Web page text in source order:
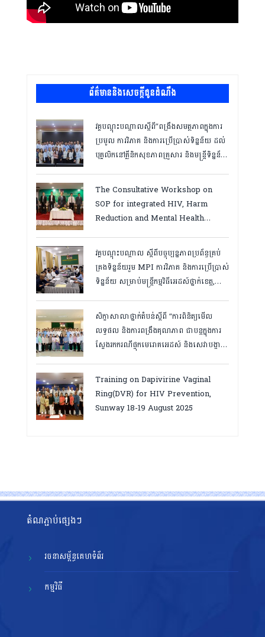
ព័ត៌មាននិងសេចក្តីជូនដំណឹង
វគ្គបណ្ដុះបណ្ដាលស្តីពី”ពង្រឹងសមត្ថភាពក្នុងការ
ប្រមូល ការវិភាគ និងការប្រើប្រាស់ទិន្នន័យ ដល់
បុគ្គលិកនៅគ្លីនិកសុខភាពគ្រួសារ និងមន្ត្រីទិន្នន័យ
ឆ្នាំ២០២៦
The Consultative Workshop on
SOP for integrated HIV, Harm
Reduction and Mental Health
វគ្គបណ្ដុះបណ្តាល ស្តីពីបច្ចុប្បន្នភាពប្រព័ន្ធគ្រប់
គ្រងទិន្នន័យរួម MPI ការវិភាគ និងការប្រើប្រាស់
ទិន្នន័យ សម្រាប់មន្រ្តីកម្មវិធីអេដស៍ថ្នាក់ខេត្ត,
សិក្ខាសាលាថ្នាក់តំបន់ស្តីពី “ការពិនិត្យមើល
លទ្ធផល និងការពង្រឹងគុណភាព ជាបន្តក្នុងការ
ស្វែងរកករណីផ្ទុកមេរោគអេដស៍ និងសេវាបង្ការ
សម្រេចគោលដៅ ៩៥-៩៥-៩៥”, តាកែវ
ថ្ងៃទី១២-១៣ សីហា ២០២៥
Training on Dapivirine Vaginal
Ring(DVR) for HIV Prevention,
Sunway 18-19 August 2025
តំណភ្ជាប់ផ្សេងៗ
រចនាសម្ព័ន្ធគេហទំព័រ
កម្មវិធី